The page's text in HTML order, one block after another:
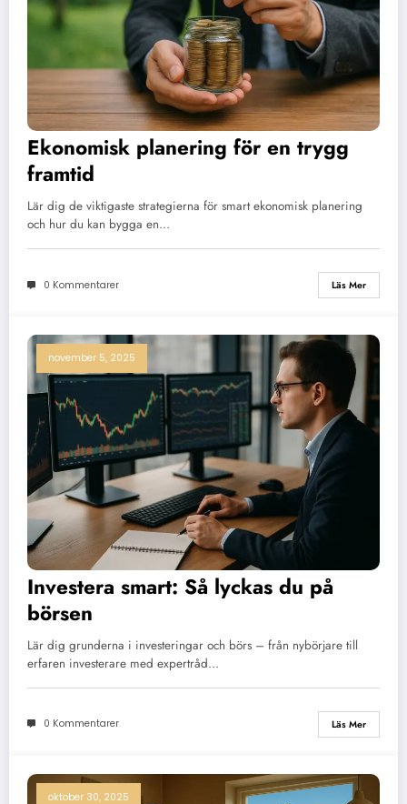
Ekonomisk planering för en trygg
framtid
Lär dig de viktigaste strategierna för smart ekonomisk planering
och hur du kan bygga en…
0 Kommentarer Läs Mer
november 5, 2025
Investera smart: Så lyckas du på
börsen
Lär dig grunderna i investeringar och börs – från nybörjare till
erfaren investerare med expertråd…
0 Kommentarer Läs Mer
oktober 30, 2025